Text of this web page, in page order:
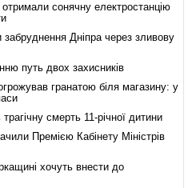
отримали сонячну електростанцію
Дніпра через зливову
путь двох захисників
гранатою біля магазину: у
смерть 11-річної дитини
Премією Кабінету Міністрів
хочуть внести до